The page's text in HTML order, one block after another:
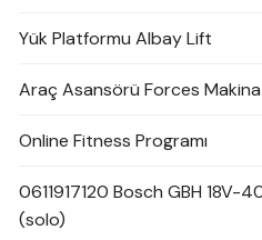
Yük Platformu Albay Lift
Araç Asansörü Forces Makina
Online Fitness Programı
0611917120 Bosch GBH 18V-
(solo)